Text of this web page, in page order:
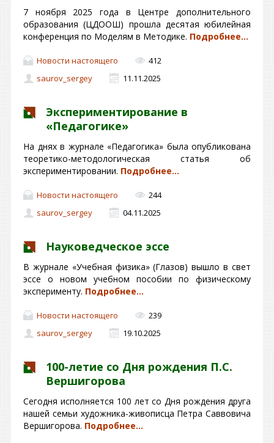
7 ноября 2025 года в Центре дополнительного
образования (ЦДООШ) прошла десятая юбилейная
конференция по Моделям в Методике. Подробнее…
Новости настоящего
412
saurov_sergey
11.11.2025
Экспериментирование в
«Педагогике»
На днях в журнале «Педагогика» была опубликована
теоретико-методологическая статья об
экспериментировании. Подробнее…
Новости настоящего
244
saurov_sergey
04.11.2025
Науковедческое эссе
В журнале «Учебная физика» (Глазов) вышло в свет
эссе о новом учебном пособии по физическому
эксперименту. Подробнее…
Новости настоящего
239
saurov_sergey
19.10.2025
100-летие со Дня рождения П.С.
Вершигорова
Сегодня исполняется 100 лет со Дня рождения друга
нашей семьи художника-живописца Петра Саввовича
Вершигорова. Подробнее…